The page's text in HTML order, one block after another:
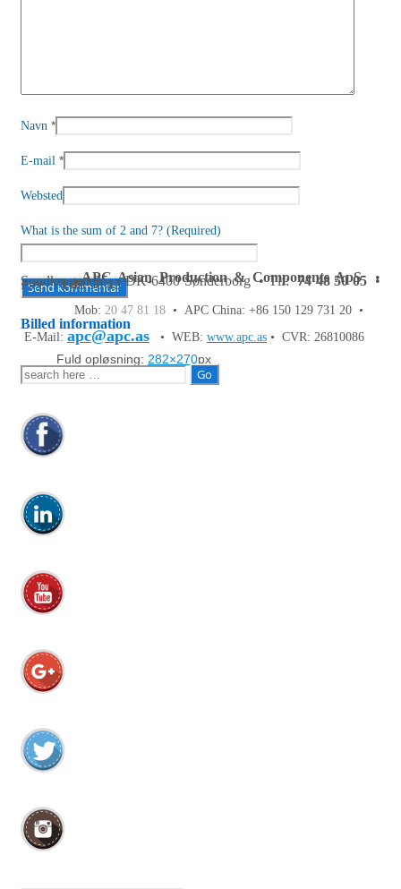
Navn *
E-mail *
Websted
What is the sum of 2 and 7? (Required)
Billed information
Fuld opløsning: 282×270px
APC Asian Production & Components ApS•
Sundkrogen 35 • DK-6400 Sønderborg • Tlf:74 48 50 05•
Fax: 74 48 50 45
Mob: 20 47 81 18 • APC China: +86 150 129 731 20 •
E-Mail: apc@apc.as • WEB: www.apc.as • CVR: 26810086
Søg